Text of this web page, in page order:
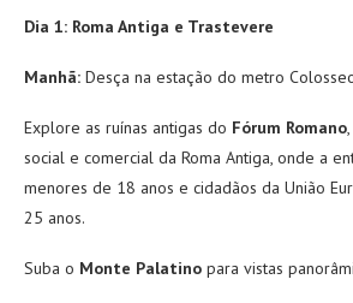
Dia 1: Roma Antiga e Trastevere
Manhã: Desça na estação do metro
Explore as ruínas antigas do Fórum Romano
social e comercial da Roma Antiga, onde a
menores de 18 anos e cidadãos da União
25 anos.
Suba o Monte Palatino para vistas